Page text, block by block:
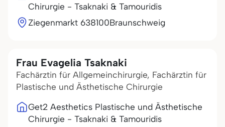
Chirurgie - Tsaknaki & Tamouridis
Ziegenmarkt 638100Braunschweig
Frau Evagelia Tsaknaki
Fachärztin für Allgemeinchirurgie, Fachärztin für
Plastische und Ästhetische Chirurgie
Get2 Aesthetics Plastische und Ästhetische
Chirurgie - Tsaknaki & Tamouridis